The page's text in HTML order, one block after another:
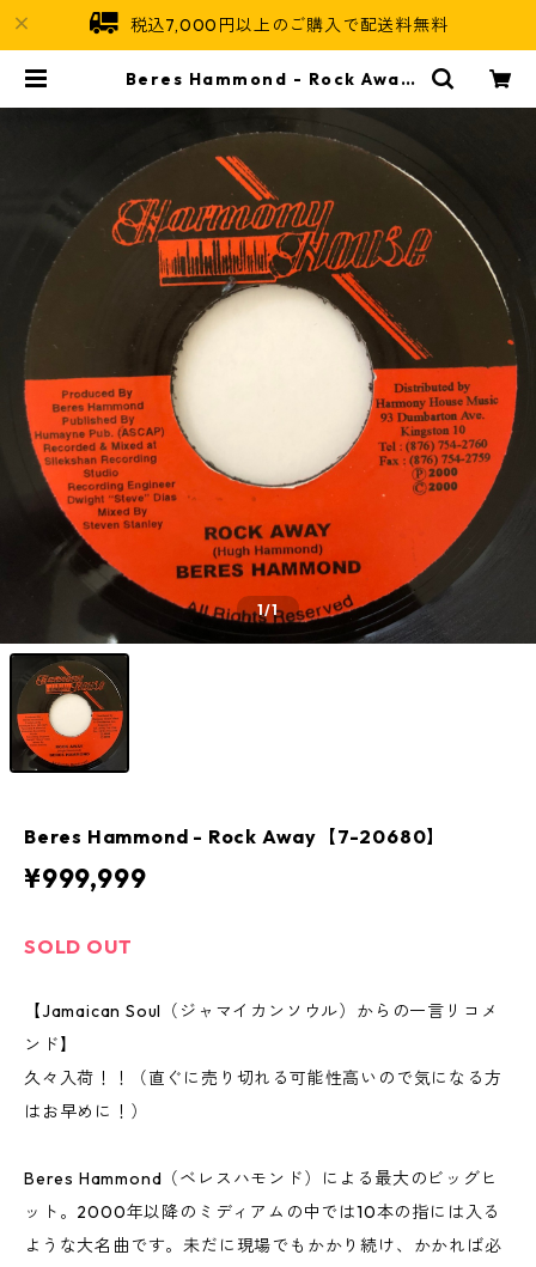
税込7,000円以上のご購入で配送料無料
Beres Hammond - Rock Away
1/1
Beres Hammond - Rock Away【7-20680】
¥999,999
SOLD OUT
【Jamaican Soul（ジャマイカンソウル）からの一言リコメ
ンド】
久々入荷！！（直ぐに売り切れる可能性高いので気になる方
はお早めに！）
Beres Hammond（ベレスハモンド）による最大のビッグヒ
ット。2000年以降のミディアムの中では10本の指には入る
ような大名曲です。未だに現場でもかかり続け、かかれば必